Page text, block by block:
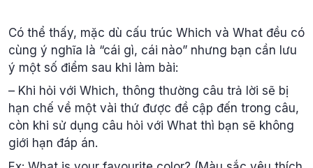
Có thể thấy, mặc dù cấu trúc Which và What đều có
cùng ý nghĩa là “cái gì, cái nào” nhưng bạn cần lưu
ý một số điểm sau khi làm bài:
– Khi hỏi với Which, thông thường câu trả lời sẽ bị
hạn chế về một vài thứ được đề cập đến trong câu,
còn khi sử dụng câu hỏi với What thì bạn sẽ không
giới hạn đáp án.